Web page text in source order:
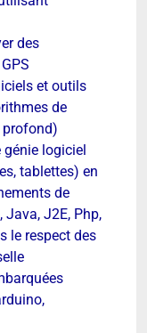
des
et outils
de
profond)
génie logiciel
tablettes) en
de
Java, J2E, Php,
le respect des